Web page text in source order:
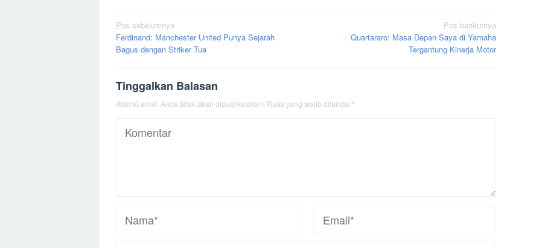
Navigasi
pos
Pos sebelumnya
Ferdinand: Manchester United Punya Sejarah
Bagus dengan Striker Tua
Pos berikutnya
Quartararo: Masa Depan Saya di Yamaha
Tergantung Kinerja Motor
Tinggalkan Balasan
Alamat email Anda tidak akan dipublikasikan. Ruas yang wajib ditandai *